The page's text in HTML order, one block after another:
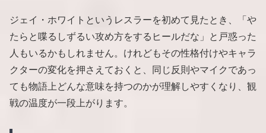
ジェイ・ホワイトというレスラーを初めて見たとき、「や
たらと喋るしずるい攻め方をするヒールだな」と戸惑った
人もいるかもしれません。けれどもその性格付けやキャラ
クターの変化を押さえておくと、同じ反則やマイクであっ
ても物語上どんな意味を持つのかが理解しやすくなり、観
戦の温度が一段上がります。